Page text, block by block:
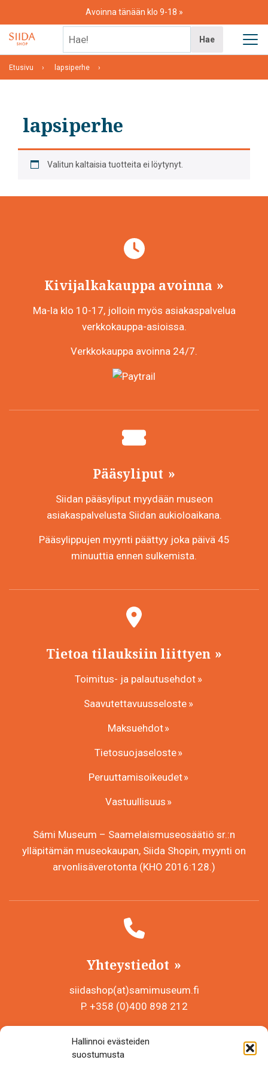
Hallinnoi evästeiden
suostumusta
content
Avoinna tänään klo 9-18
Hae
Etusivu lapsiperhe
lapsiperhe
Valitun kaltaisia tuotteita ei löytynyt.
Kivijalkakauppa avoinna
Ma-la klo 10-17, jolloin myös asiakaspalvelua
verkkokauppa-asioissa.
Verkkokauppa avoinna 24/7.
Pääsyliput
Siidan pääsyliput myydään museon
asiakaspalvelusta Siidan aukioloaikana.
Pääsylippujen myynti päättyy joka päivä 45
minuuttia ennen sulkemista.
Tietoa tilauksiin liittyen
Toimitus- ja palautusehdot
Saavutettavuusseloste
Maksuehdot
Tietosuojaseloste
Peruuttamisoikeudet
Vastuullisuus
Sámi Museum – Saamelaismuseosäätiö sr.:n
ylläpitämän museokaupan, Siida Shopin, myynti on
arvonlisäverotonta (KHO 2016:128.)
Yhteystiedot
siidashop(at)samimuseum.fi
P. +358 (0)400 898 212
Y-tunnus 0625907-2